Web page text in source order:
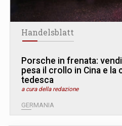
Handelsblatt
Porsche in frenata:
pesa il crollo in Cina e la
tedesca
a cura della redazione
GERMANIA